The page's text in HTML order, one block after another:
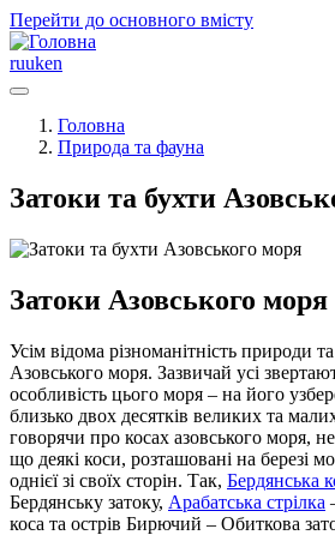
Перейти до основного вмісту
ruuken
Головна
Природа та фауна
Затоки та бухти
Затоки Азовського моря
Усім відома різноманітність природи
Азовського моря. Зазвичай усі
особливість цього моря – на його
близько двох десятків великих та
говорячи про косах азовського моря,
що деякі коси, розташовані на березі
однієї зі своїх сторін. Так, Бердянська
Бердянську затоку, Арабатська стрілка
коса та острів Бирючий – Обиткова